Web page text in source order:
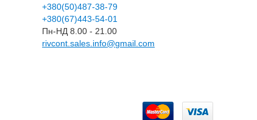
+380(50)487-38-79
+380(67)443-54-01
Пн-НД 8.00 - 21.00
rivcont.sales.info@gmail.com